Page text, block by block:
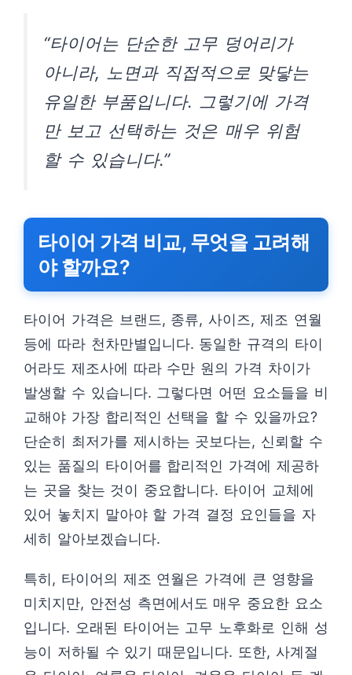
“타이어는 단순한 고무 덩어리가
아니라, 노면과 직접적으로 맞닿는
유일한 부품입니다. 그렇기에 가격
만 보고 선택하는 것은 매우 위험
할 수 있습니다.”
타이어 가격 비교, 무엇을 고려해
야 할까요?
타이어 가격은 브랜드, 종류, 사이즈, 제조 연월
등에 따라 천차만별입니다. 동일한 규격의 타이
어라도 제조사에 따라 수만 원의 가격 차이가
발생할 수 있습니다. 그렇다면 어떤 요소들을 비
교해야 가장 합리적인 선택을 할 수 있을까요?
단순히 최저가를 제시하는 곳보다는, 신뢰할 수
있는 품질의 타이어를 합리적인 가격에 제공하
는 곳을 찾는 것이 중요합니다. 타이어 교체에
있어 놓치지 말아야 할 가격 결정 요인들을 자
세히 알아보겠습니다.
특히, 타이어의 제조 연월은 가격에 큰 영향을
미치지만, 안전성 측면에서도 매우 중요한 요소
입니다. 오래된 타이어는 고무 노후화로 인해 성
능이 저하될 수 있기 때문입니다. 또한, 사계절